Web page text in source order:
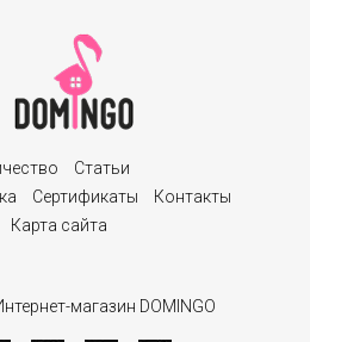
Статьи
Сертификаты
Контакты
Карта сайта
магазин DOMINGO